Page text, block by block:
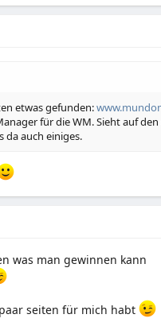
etwas gefunden:
für die WM. Sieht auf
da auch einiges.
was man gewinnen kann
seiten für mich habt